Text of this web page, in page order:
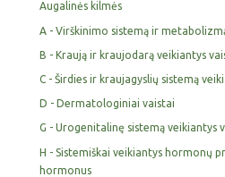
Augalinės kilmės
A - Virškinimo sistemą ir
B - Kraują ir kraujodarą veikiantys
C - Širdies ir kraujagyslių sistemą
D - Dermatologiniai vaistai
G - Urogenitalinę sistemą veikiantys
H - Sistemiškai veikiantys hormonų
hormonus